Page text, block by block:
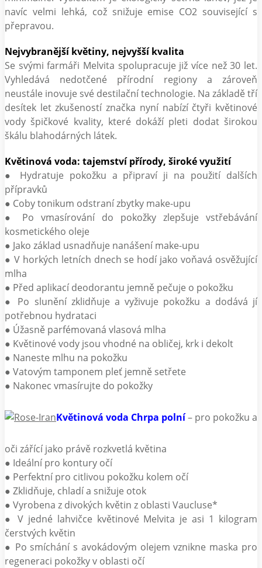
navíc velmi lehká, což snižuje emise CO2 související s
přepravou.
Nejvybranější květiny, nejvyšší kvalita
Se svými farmáři Melvita spolupracuje již více než 30 let.
Vyhledává nedotčené přírodní regiony a zároveň
neustále inovuje své destilační technologie. Na základě tří
desítek let zkušeností značka nyní nabízí čtyři květinové
vody špičkové kvality, které dokáží pleti dodat širokou
škálu blahodárných látek.
Květinová voda: tajemství přírody, široké využití
● Hydratuje pokožku a připraví ji na použití dalších
přípravků
● Coby tonikum odstraní zbytky make-upu
● Po vmasírování do pokožky zlepšuje vstřebávání
kosmetického oleje
● Jako základ usnadňuje nanášení make-upu
● V horkých letních dnech se hodí jako voňavá osvěžující
mlha
● Před aplikací deodorantu jemně pečuje o pokožku
● Po slunění zklidňuje a vyživuje pokožku a dodává jí
potřebnou hydrataci
● Úžasně parfémovaná vlasová mlha
● Květinové vody jsou vhodné na obličej, krk i dekolt
● Naneste mlhu na pokožku
● Vatovým tamponem pleť jemně setřete
● Nakonec vmasírujte do pokožky
Květinová voda Chrpa polní– pro pokožku a
oči zářící jako právě rozkvetlá květina
● Ideální pro kontury očí
● Perfektní pro citlivou pokožku kolem očí
● Zklidňuje, chladí a snižuje otok
● Vyrobena z divokých květin z oblasti Vaucluse*
● V jedné lahvičce květinové Melvita je asi 1 kilogram
čerstvých květin
● Po smíchání s avokádovým olejem vznikne maska pro
regeneraci pokožky v oblasti očí